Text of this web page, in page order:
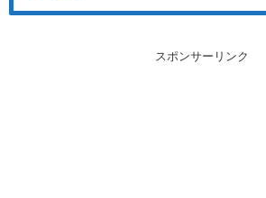
スポンサーリンク